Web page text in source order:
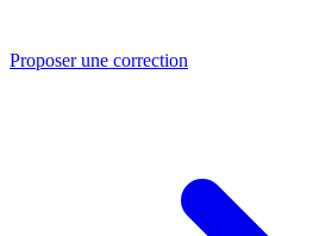
Proposer une correction